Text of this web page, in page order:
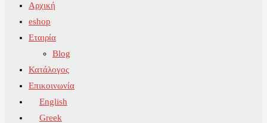
Αρχική
eshop
Εταιρία
Blog
Κατάλογος
Επικοινωνία
English
Greek